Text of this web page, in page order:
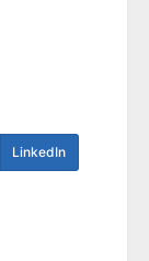
LinkedIn